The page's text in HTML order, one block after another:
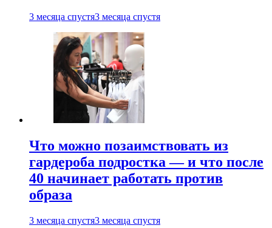
3 месяца спустя3 месяца спустя
Что можно позаимствовать из
гардероба подростка — и что после
40 начинает работать против
образа
3 месяца спустя3 месяца спустя